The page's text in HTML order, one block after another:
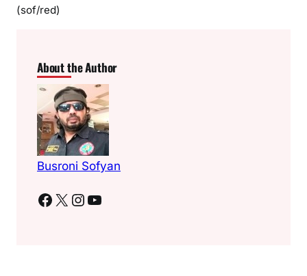
(sof/red)
About the Author
Busroni Sofyan
Facebook X Instagram YouTube